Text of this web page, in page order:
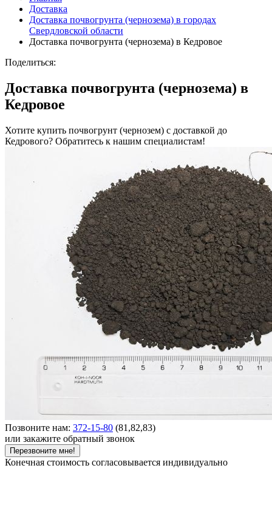
Доставка
Доставка почвогрунта (чернозема) в городах
Свердловской области
Доставка почвогрунта (чернозема) в Кедровое
Поделиться:
Доставка почвогрунта (чернозема) в
Кедровое
Хотите купить почвогрунт (чернозем) с доставкой до
Кедрового? Обратитесь к нашим специалистам!
Позвоните нам: 372-15-80 (81,82,83)
или закажите обратный звонок
Перезвоните мне!
Конечная стоимость согласовывается индивидуально